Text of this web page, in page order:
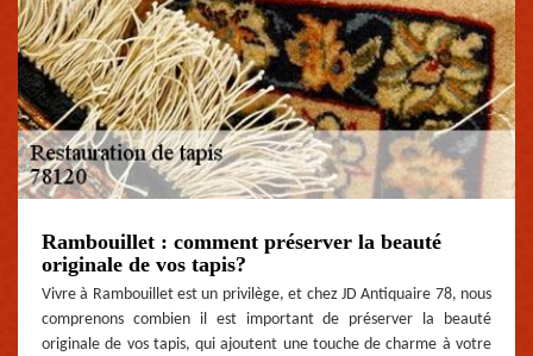
Rambouillet : comment préserver la beauté
originale de vos tapis?
Vivre à Rambouillet est un privilège, et chez JD Antiquaire 78, nous
comprenons combien il est important de préserver la beauté
originale de vos tapis, qui ajoutent une touche de charme à votre